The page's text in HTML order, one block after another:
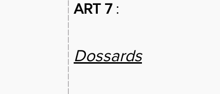
ART 7:
Dossards